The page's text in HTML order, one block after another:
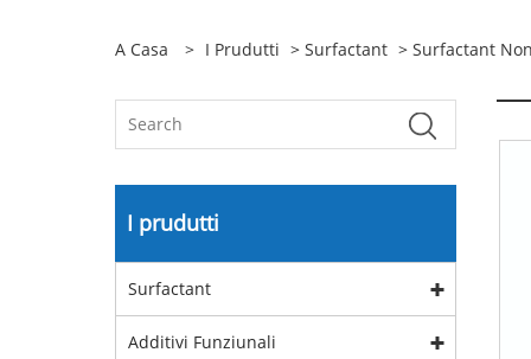
A Casa > I Prudutti > Surfactant > Surfactant
I prudutti
Surfactant
Additivi Funziunali